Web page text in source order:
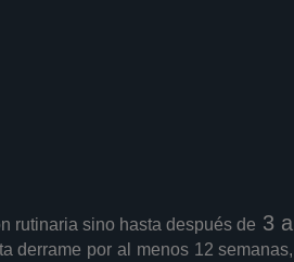
rutinaria sino hasta después de 3 a
derrame por al menos 12 semanas,